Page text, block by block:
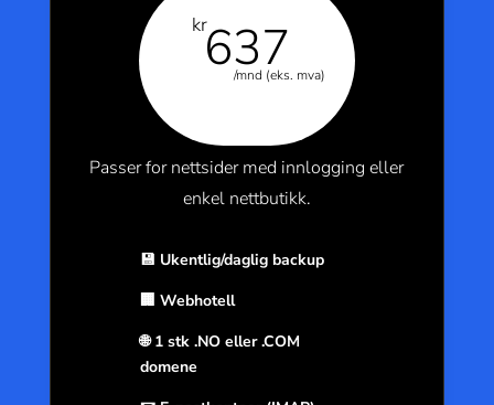
kr637
/mnd (eks. mva)
Passer for nettsider med innlogging eller
enkel nettbutikk.
💾 Ukentlig/daglig backup
🏢 Webhotell
🌐 1 stk .NO eller .COM
domene